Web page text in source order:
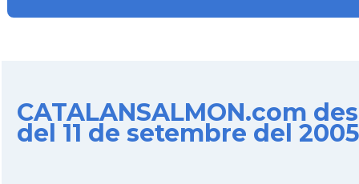
CATALANSALMON.com des
del 11 de setembre del 2005